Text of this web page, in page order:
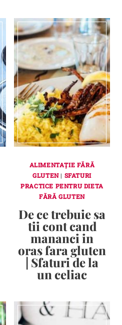
ALIMENTAȚIE FĂRĂ
GLUTEN| SFATURI
PRACTICE PENTRU DIETA
FĂRĂ GLUTEN
De ce trebuie sa
tii cont cand
mananci in
oras fara gluten
| Sfaturi de la
un celiac